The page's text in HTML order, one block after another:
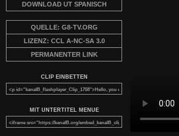
DOWNLOAD UT SPANISCH
QUELLE: G8-TV.ORG
LIZENZ: CCL A-NC-SA 3.0
PERMANENTER LINK
CLIP EINBETTEN
MIT UNTERTITEL MENUE